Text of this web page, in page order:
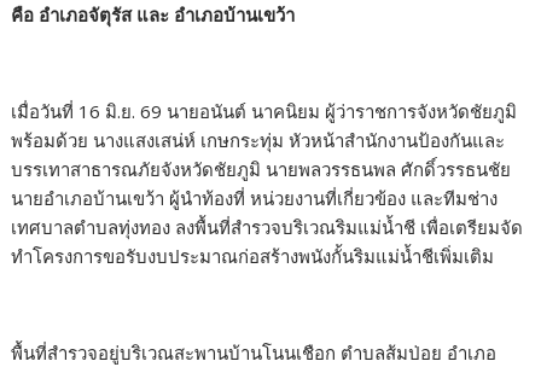
คือ อำเภอจัตุรัส และ อำเภอบ้านเขว้า
เมื่อวันที่ 16 มิ.ย. 69 นายอนันต์ นาคนิยม ผู้ว่าราชการจังหวัดชัยภูมิ
พร้อมด้วย นางแสงเสน่ห์ เกษกระทุ่ม หัวหน้าสำนักงานป้องกันและ
บรรเทาสาธารณภัยจังหวัดชัยภูมิ นายพลวรรธนพล ศักดิ์วรรธนชัย
นายอำเภอบ้านเขว้า ผู้นำท้องที่ หน่วยงานที่เกี่ยวข้อง และทีมช่าง
เทศบาลตำบลทุ่งทอง ลงพื้นที่สำรวจบริเวณริมแม่น้ำชี เพื่อเตรียมจัด
ทำโครงการขอรับงบประมาณก่อสร้างพนังกั้นริมแม่น้ำชีเพิ่มเติม
พื้นที่สำรวจอยู่บริเวณสะพานบ้านโนนเชือก ตำบลส้มป่อย อำเภอ